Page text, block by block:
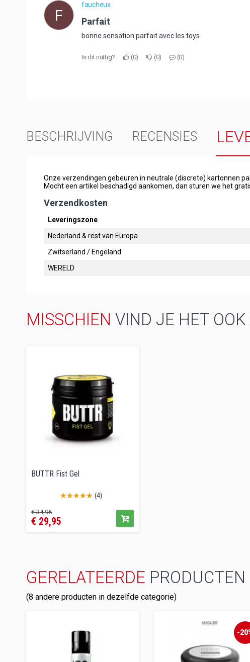
F
faucheux
parfait
bonne sensation parfait avec les toys
Is dit nuttig? 0 0 0
BESCHRIJVING RECENSIES
Onze verzendingen gebeuren in neutrale (discrete) kartonnen
Mocht een artikel beschadigd aankomen, dan sturen we het
Verzendkosten
Leveringszone
Nederland & rest van Europa
Zwitserland / Engeland
WERELD
MISSCHIEN VIND JE HET
BUTTR Fist Gel
(4)
€ 34,95Prijs
€ 29,95
GERELATEERDE PRODUCTEN
(8 andere producten in dezelfde categorie)
-